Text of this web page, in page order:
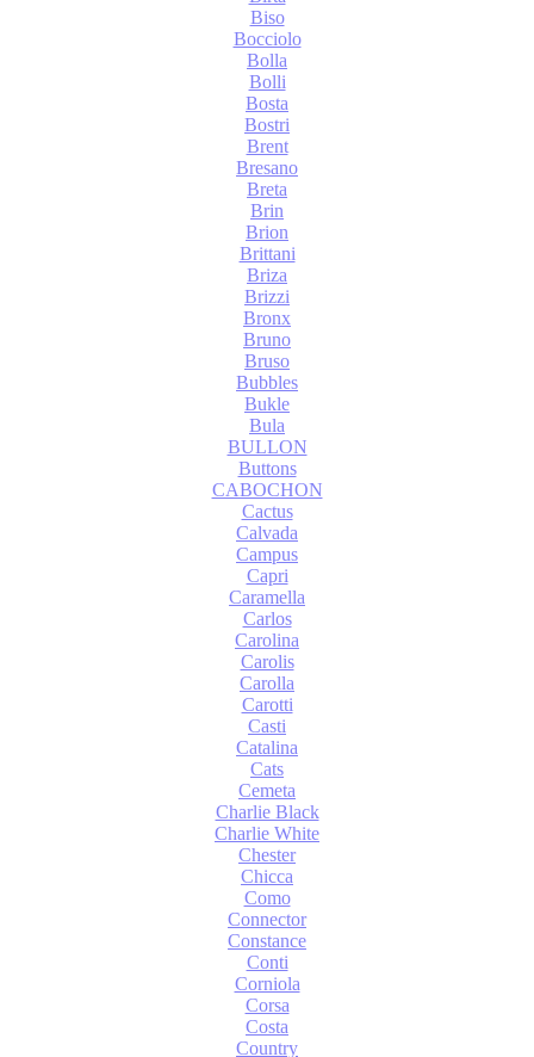
Biso
Bocciolo
Bolla
Bolli
Bosta
Bostri
Brent
Bresano
Breta
Brin
Brion
Brittani
Briza
Brizzi
Bronx
Bruno
Bruso
Bubbles
Bukle
Bula
BULLON
Buttons
CABOCHON
Cactus
Calvada
Campus
Capri
Caramella
Carlos
Carolina
Carolis
Carolla
Carotti
Casti
Catalina
Cats
Cemeta
Charlie Black
Charlie White
Chester
Chicca
Como
Connector
Constance
Conti
Corniola
Corsa
Costa
Country